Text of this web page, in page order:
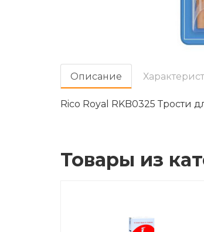
Oписание
Rico Royal RKB0325 Трости
Товары из